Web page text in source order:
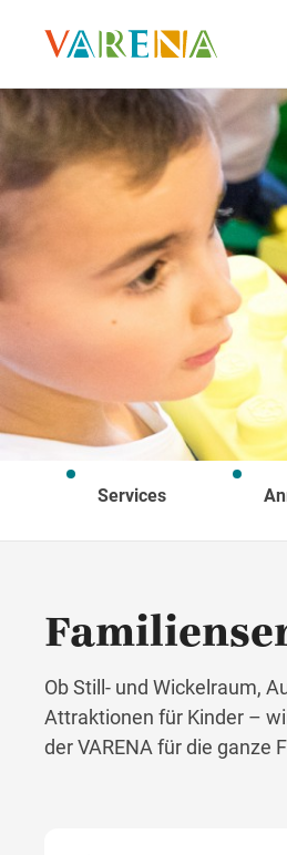
Services
Ob Still- und Wickelraum,
Attraktionen für Kinder –
der VARENA für die ganze